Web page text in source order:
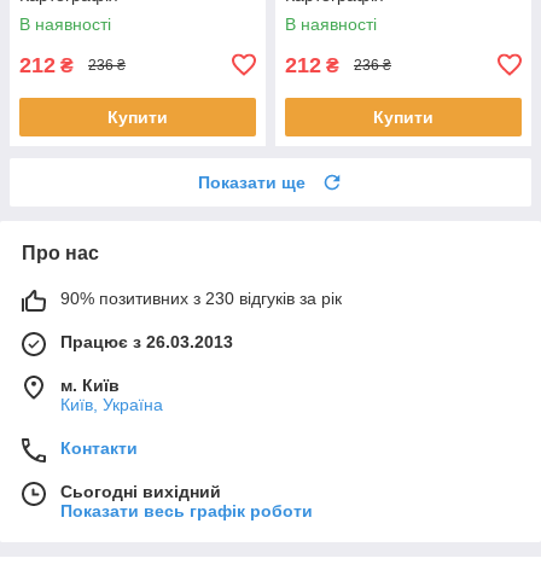
В наявності
212 ₴ 236 ₴
Купити
В наявності
212 ₴ 236 ₴
Купити
Показати ще
Про нас
90% позитивних з 230 відгуків за рік
Працює з 26.03.2013
м. Київ
Київ, Україна
Контакти
Сьогодні вихідний
Показати весь графік роботи